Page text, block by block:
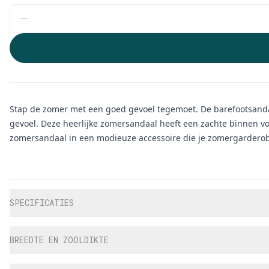
Stap de zomer met een goed gevoel tegemoet. De
gevoel. Deze heerlijke zomersandaal heeft een zachte binnen
zomersandaal in een modieuze accessoire die je
SPECIFICATIES
BREEDTE EN ZOOLDIKTE